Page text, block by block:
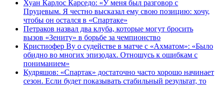
Хуан Карлос Карседо: «У меня был разговор с
Пруцевым. Я честно высказал ему свою позицию: хочу,
чтобы он остался в «Спартаке»
Петраков назвал два клуба, которые могут бросить
вызов «Зениту» в борьбе за чемпионство
Кристиофер Ву о судействе в матче с «Ахматом»: «Было
обидно во многих эпизодах. Отношусь к ошибкам с
пониманием»
Кудряшов: «Спартак» достаточно часто хорошо начинает
сезон. Если будет показывать стабильный результат, то